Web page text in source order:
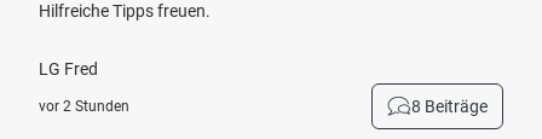
Hilfreiche Tipps freuen.
LG Fred
vor 2 Stunden 8 Beiträge